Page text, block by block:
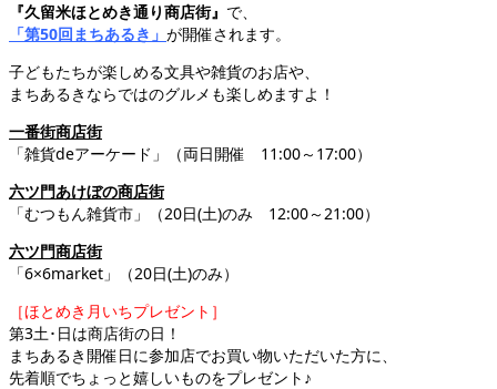
『久留米ほとめき通り商店街』 で、
「第50回まちあるき」 が開催されます。
子どもたちが楽しめる文具や雑貨のお店や、
まちあるきならではのグルメも楽しめますよ！
一番街商店街
「雑貨deアーケード」（両日開催 11:00～17:00）
六ツ門あけぼの商店街
「むつもん雑貨市」（20日(土)のみ 12:00～21:00）
六ツ門商店街
「6×6market」（20日(土)のみ）
［ほとめき月いちプレゼント］
第3土･日は商店街の日！
まちあるき開催日に参加店でお買い物いただいた方に、
先着順でちょっと嬉しいものをプレゼント♪